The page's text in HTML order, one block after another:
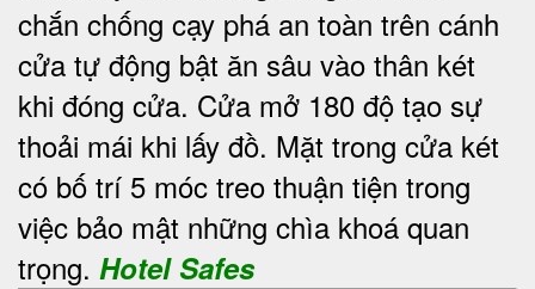
chắn chống cạy phá an toàn trên cánh
cửa tự động bật ăn sâu vào thân két
khi đóng cửa. Cửa mở 180 độ tạo sự
thoải mái khi lấy đồ. Mặt trong cửa két
có bố trí 5 móc treo thuận tiện trong
việc bảo mật những chìa khoá quan
trọng. Hotel Safes